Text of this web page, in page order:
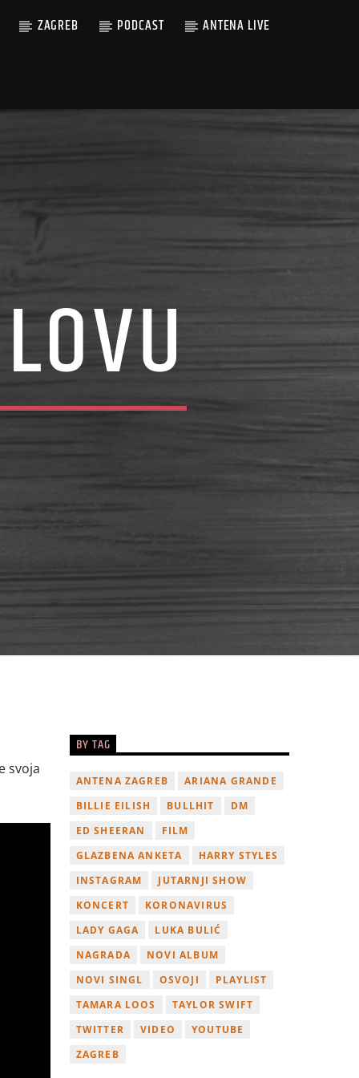
ZAGREB PODCAST ANTENA LIVE
svoja
BY TAG
ANTENA ZAGREB
ARIANA GRANDE
BILLIE EILISH
BULLHIT
DM
ED SHEERAN
FILM
GLAZBENA ANKETA
HARRY STYLES
INSTAGRAM
JUTARNJI SHOW
KONCERT
KORONAVIRUS
LADY GAGA
LUKA BULIĆ
NAGRADA
NOVI ALBUM
NOVI SINGL
OSVOJI
PLAYLIST
TAMARA LOOS
TAYLOR SWIFT
TWITTER
VIDEO
YOUTUBE
ZAGREB